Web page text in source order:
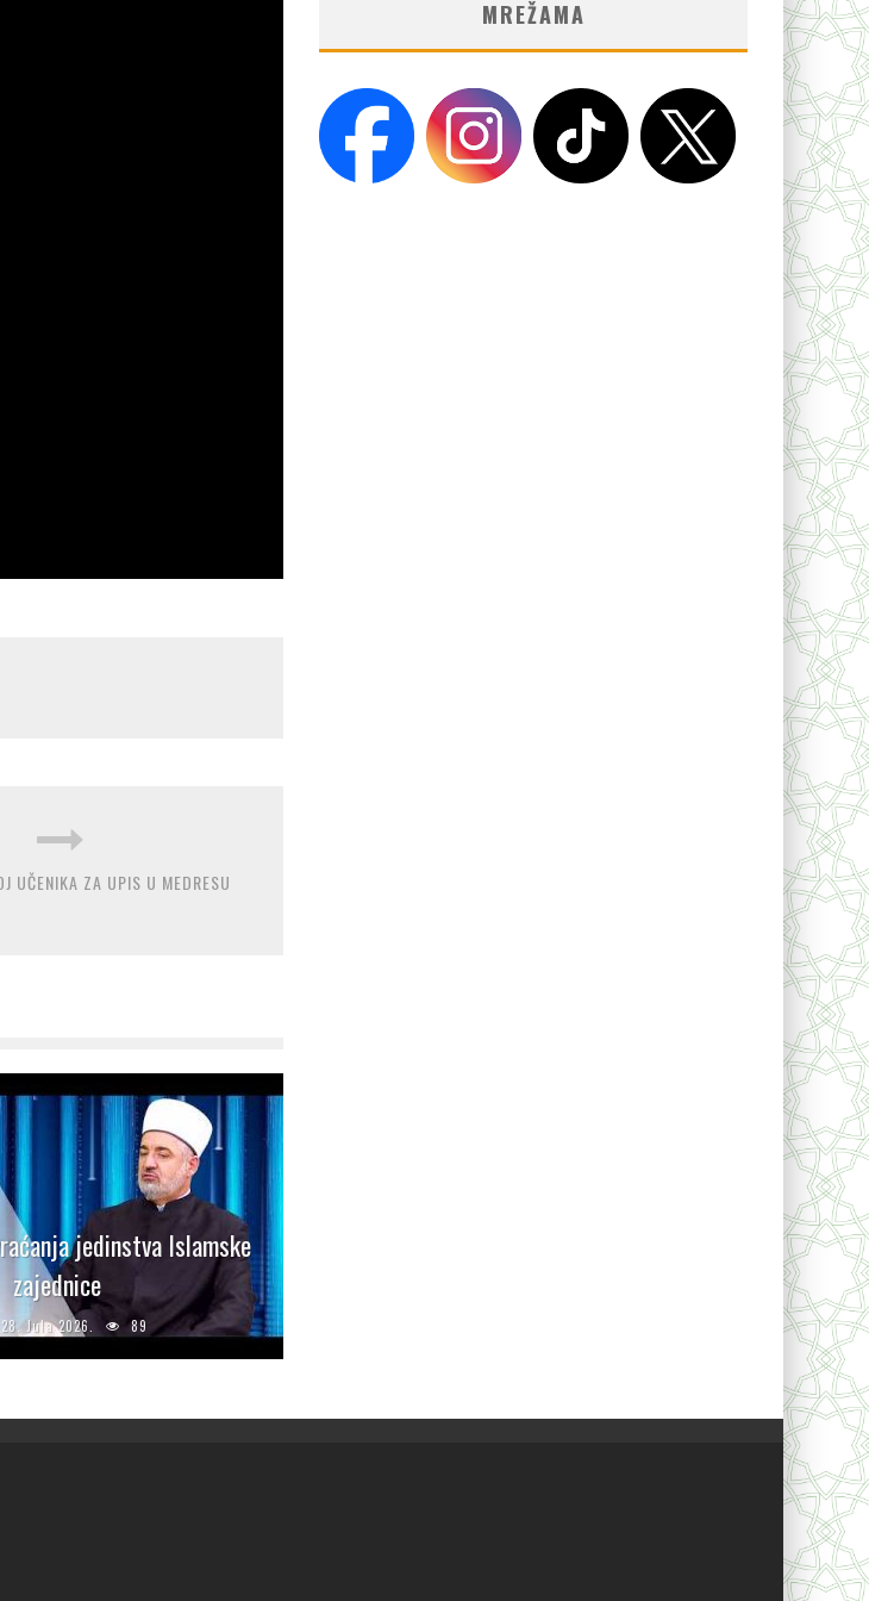
UČENIKA ZA UPIS U MEDRESU
jedinstva Islamske
zajednice
28. Jula 2026. 89
MREŽAMA